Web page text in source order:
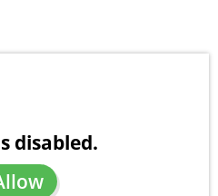
disabled.